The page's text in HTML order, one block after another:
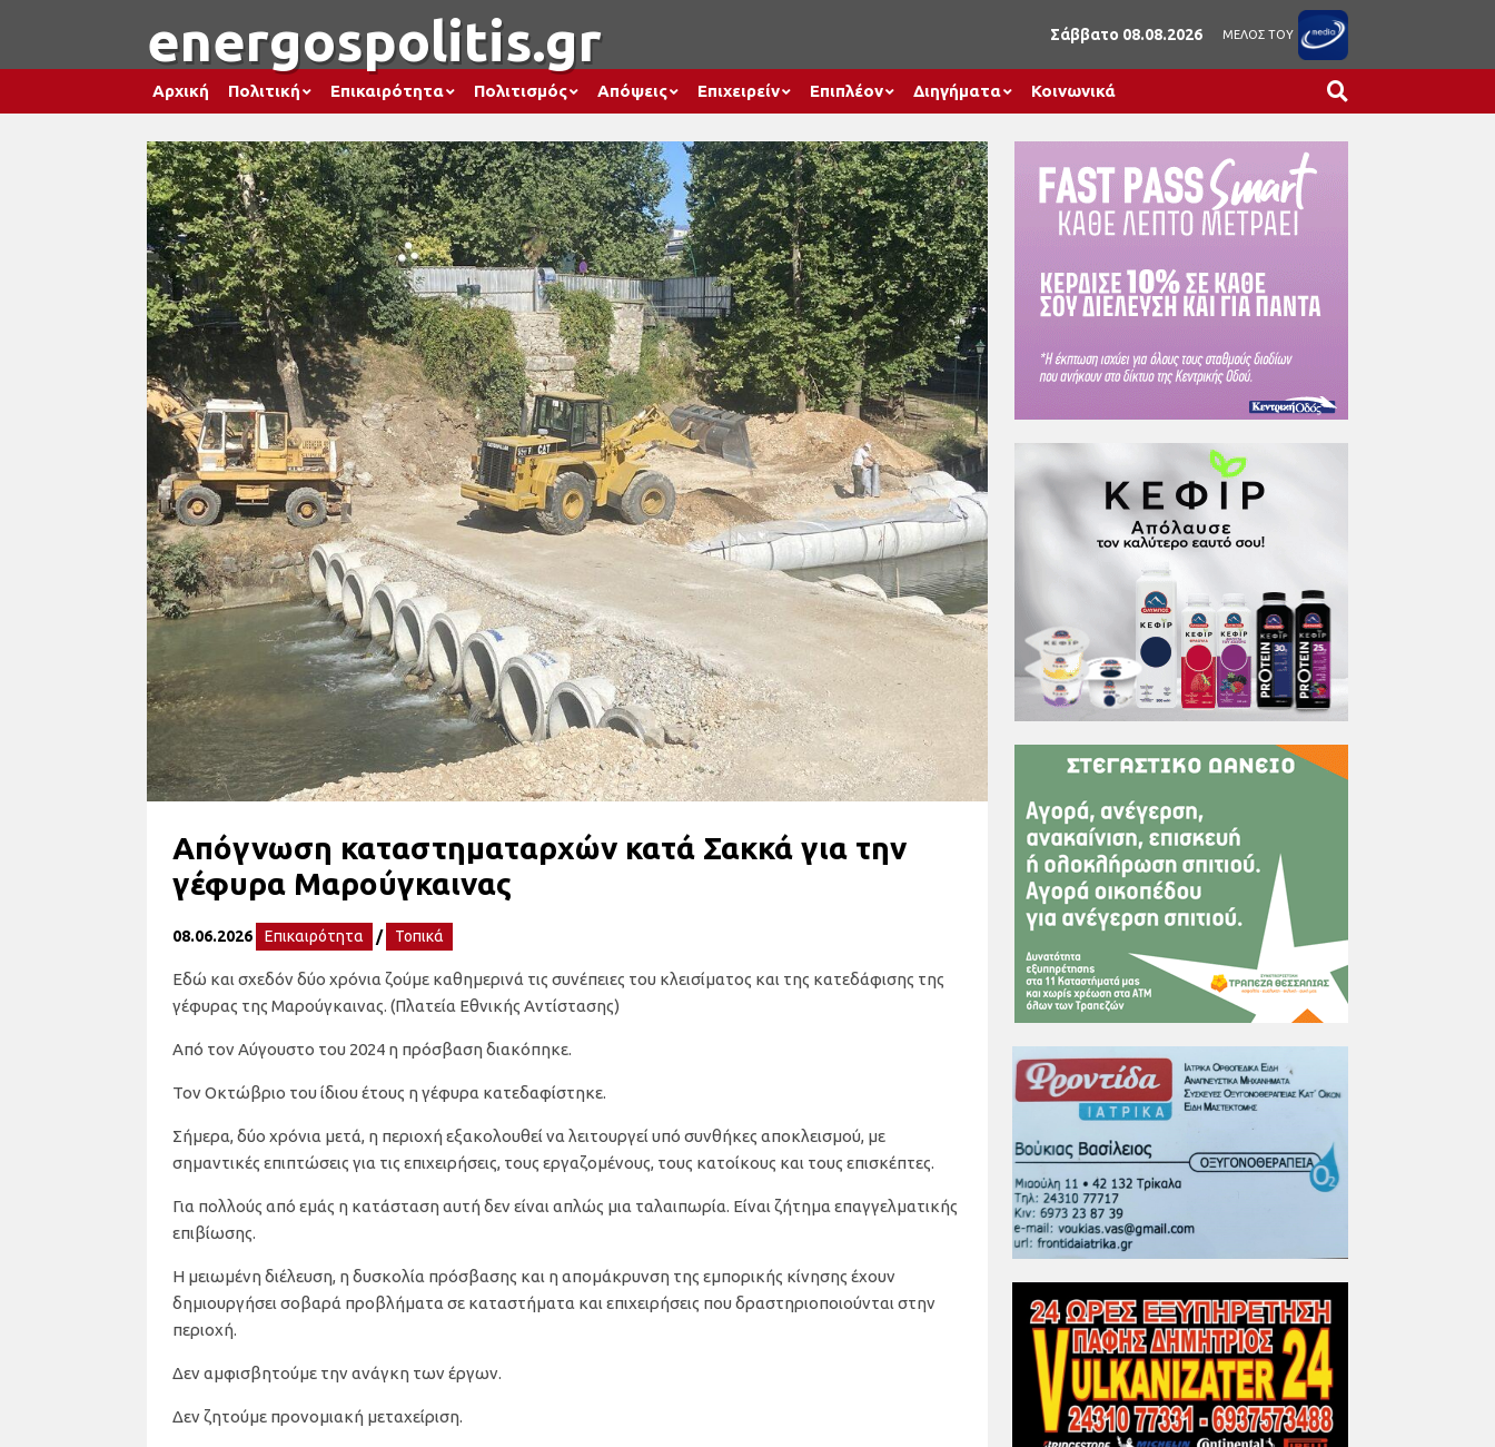
energospolitis.gr Σάββατο 08.08.2026 ΜΕΛΟΣ ΤΟΥ
Αρχική Πολιτική Επικαιρότητα Πολιτισμός Απόψεις Επιχειρείν Επιπλέον Διηγήματα Κοινωνικά
Απόγνωση καταστηματαρχών κατά Σακκά για την
γέφυρα Μαρούγκαινας
08.06.2026 Επικαιρότητα / Τοπικά
Εδώ και σχεδόν δύο χρόνια ζούμε καθημερινά τις συνέπειες του κλεισίματος και της κατεδάφισης της
γέφυρας της Μαρούγκαινας. (Πλατεία Εθνικής Αντίστασης)
Από τον Αύγουστο του 2024 η πρόσβαση διακόπηκε.
Τον Οκτώβριο του ίδιου έτους η γέφυρα κατεδαφίστηκε.
Σήμερα, δύο χρόνια μετά, η περιοχή εξακολουθεί να λειτουργεί υπό συνθήκες αποκλεισμού, με
σημαντικές επιπτώσεις για τις επιχειρήσεις, τους εργαζομένους, τους κατοίκους και τους επισκέπτες.
Για πολλούς από εμάς η κατάσταση αυτή δεν είναι απλώς μια ταλαιπωρία. Είναι ζήτημα επαγγελματικής
επιβίωσης.
Η μειωμένη διέλευση, η δυσκολία πρόσβασης και η απομάκρυνση της εμπορικής κίνησης έχουν
δημιουργήσει σοβαρά προβλήματα σε καταστήματα και επιχειρήσεις που δραστηριοποιούνται στην
περιοχή.
Δεν αμφισβητούμε την ανάγκη των έργων.
Δεν ζητούμε προνομιακή μεταχείριση.